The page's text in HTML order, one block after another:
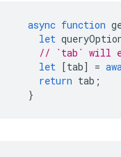
async function
let
// `tab` will
let [tab] =
return tab ;
}